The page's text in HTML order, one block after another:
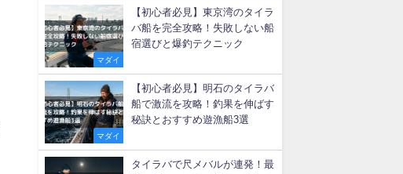
マダイ
【初心者必見】東京湾のタイラ
バ船を完全攻略！失敗しない船
宿選びと爆釣テクニック
マダイ
【初心者必見】明石のタイラバ
船で激流を攻略！釣果を伸ばす
秘訣とおすすめ遊漁船3選
タイラバで尺メバルが連発！最